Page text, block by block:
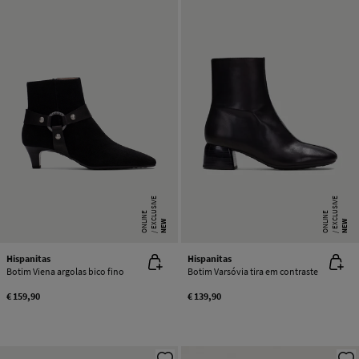
NEW
E
X
C
L
U SI
V
E
O
N
LI
N
E
Hispanitas
Botim Viena argolas bico fino
€ 159,90
NEW
E
X
C
L
U SI
V
E
O
N
LI
N
E
Hispanitas
Botim Varsóvia tira em contraste
€ 139,90